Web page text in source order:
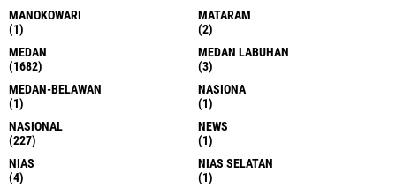
MANOKOWARI
(1)
MATARAM
(2)
MEDAN
(1682)
MEDAN LABUHAN
(3)
MEDAN-BELAWAN
(1)
NASIONA
(1)
NASIONAL
(227)
NEWS
(1)
NIAS
(4)
NIAS SELATAN
(1)